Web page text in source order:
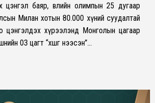
цэнгэл баяр, өвлийн олимпын 25 дугаар
Милан хотын 80.000 хүний суудалтай
цэнгэлдэх хүрээлэнд Монголын цагаар
03 цагт “хөшгөө нээсэн”…